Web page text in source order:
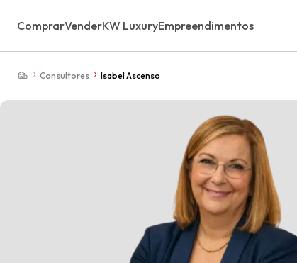
ComprarVenderKW LuxuryEmpreendimentos
Consultores Isabel Ascenso